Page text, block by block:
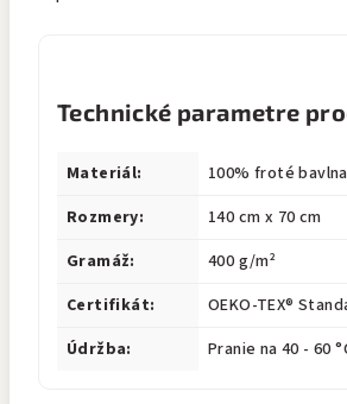
Technické parametre
Materiál:
100% froté bavlna
Rozmery:
140 cm x 70 cm
Gramáž:
400 g/m²
Certifikát:
OEKO-TEX®
Údržba:
Pranie na 40 - 60